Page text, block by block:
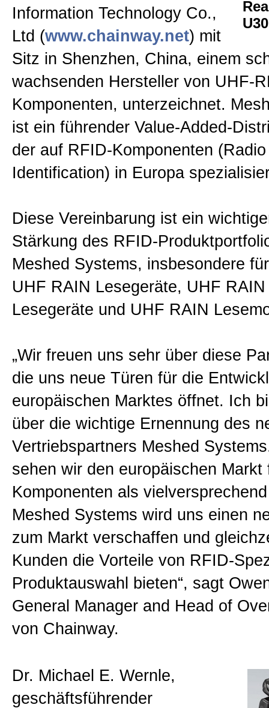
Presse, News & Events
Allgemein
Kontakt
Impressum
Disclaimer
Privacy
Allgemeine
Datenschutzerklärung
Sitemap
Information Technology Co.,
Ltd (www.chainway.net) mit
Sitz in Shenzhen, China, einem
wachsenden Hersteller von UHF-
Komponenten, unterzeichnet.
ist ein führender Value-Added-
der auf RFID-Komponenten
Identification) in Europa
Diese Vereinbarung ist ein
Stärkung des RFID-
Meshed Systems, insbesondere
UHF RAIN Lesegeräte, UHF RAIN
Lesegeräte und UHF RAIN
„Wir freuen uns sehr über diese
die uns neue Türen für die
europäischen Marktes öffnet. Ich
über die wichtige Ernennung des
Vertriebspartners Meshed
sehen wir den europäischen Markt
Komponenten als
Meshed Systems wird uns einen
zum Markt verschaffen und
Kunden die Vorteile von RFID-
Produktauswahl bieten“, sagt
General Manager and Head of
von Chainway.
Dr. Michael E. Wernle,
geschäftsführender